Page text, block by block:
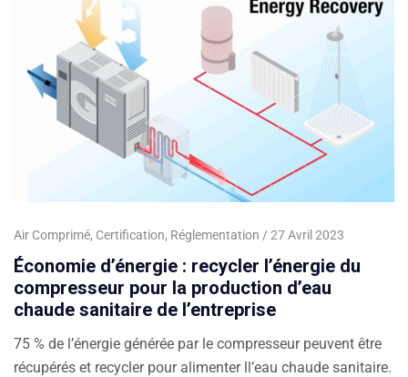
Air Comprimé, Certification, Réglementation 27 Avril 2023
Économie d’énergie : recycler l’énergie du
compresseur pour la production d’eau
chaude sanitaire de l’entreprise
75 % de l’énergie générée par le compresseur peuvent être
récupérés et recycler pour alimenter ll’eau chaude sanitaire.